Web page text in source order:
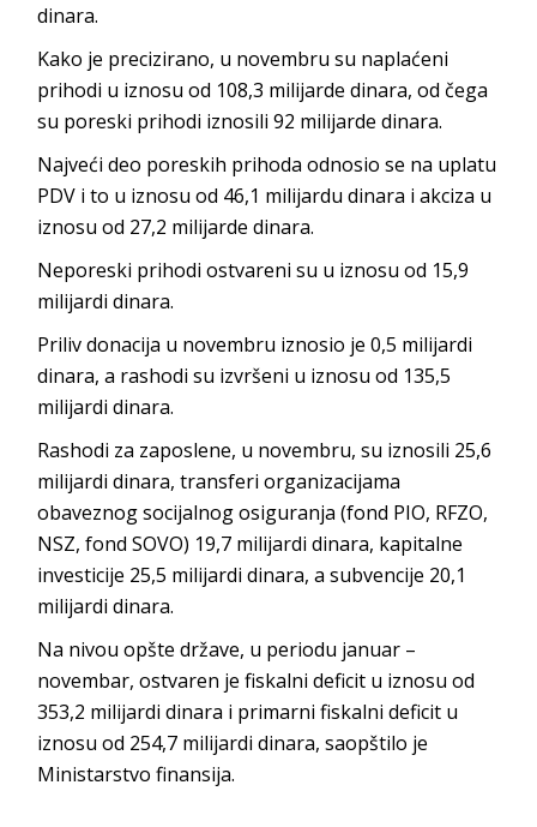
dinara.
Kako je precizirano, u novembru su naplaćeni
prihodi u iznosu od 108,3 milijarde dinara, od čega
su poreski prihodi iznosili 92 milijarde dinara.
Najveći deo poreskih prihoda odnosio se na uplatu
PDV i to u iznosu od 46,1 milijardu dinara i akciza u
iznosu od 27,2 milijarde dinara.
Neporeski prihodi ostvareni su u iznosu od 15,9
milijardi dinara.
Priliv donacija u novembru iznosio je 0,5 milijardi
dinara, a rashodi su izvršeni u iznosu od 135,5
milijardi dinara.
Rashodi za zaposlene, u novembru, su iznosili 25,6
milijardi dinara, transferi organizacijama
obaveznog socijalnog osiguranja (fond PIO, RFZO,
NSZ, fond SOVO) 19,7 milijardi dinara, kapitalne
investicije 25,5 milijardi dinara, a subvencije 20,1
milijardi dinara.
Na nivou opšte države, u periodu januar –
novembar, ostvaren je fiskalni deficit u iznosu od
353,2 milijardi dinara i primarni fiskalni deficit u
iznosu od 254,7 milijardi dinara, saopštilo je
Ministarstvo finansija.